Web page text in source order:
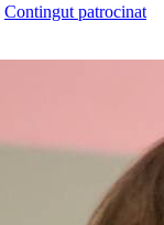
Contingut patrocinat